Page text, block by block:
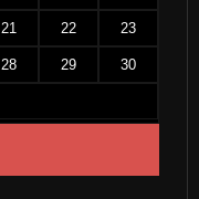
21 22 23
28 29 30